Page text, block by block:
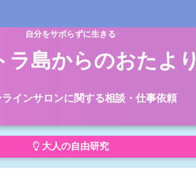
自分をサボらずに生きる
ラ島からのおたより
ラインサロンに関する相談・仕事依頼
大人の自由研究